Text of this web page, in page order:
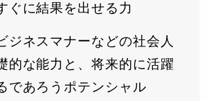
ぐに結果を出せる力
ジネスマナーなどの社会人
的な能力と、将来的に活躍
であろうポテンシャル